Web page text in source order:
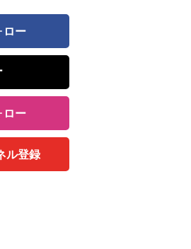
ロー
ロー
ル登録